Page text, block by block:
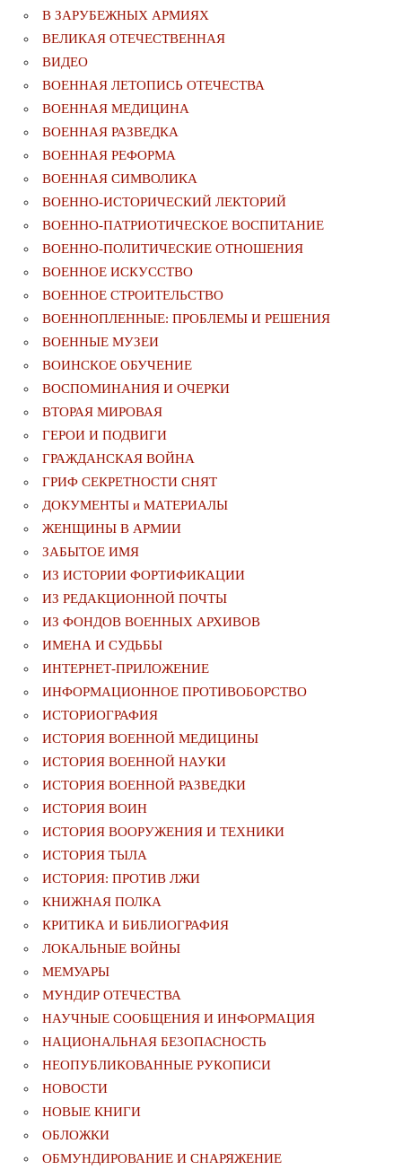
В ЗАРУБЕЖНЫХ АРМИЯХ
ВЕЛИКАЯ ОТЕЧЕСТВЕННАЯ
ВИДЕО
ВОЕННАЯ ЛЕТОПИСЬ ОТЕЧЕСТВА
ВОЕННАЯ МЕДИЦИНА
ВОЕННАЯ РАЗВЕДКА
ВОЕННАЯ РЕФОРМА
ВОЕННАЯ СИМВОЛИКА
ВОЕННО-ИСТОРИЧЕСКИЙ ЛЕКТОРИЙ
ВОЕННО-ПАТРИОТИЧЕСКОЕ ВОСПИТАНИЕ
ВОЕННО-ПОЛИТИЧЕСКИE ОТНОШЕНИЯ
ВОЕННОЕ ИСКУССТВО
ВОЕННОЕ СТРОИТЕЛЬСТВО
ВОЕННОПЛЕННЫЕ: ПРОБЛЕМЫ И РЕШЕНИЯ
ВОЕННЫЕ МУЗЕИ
ВОИНСКОЕ ОБУЧЕНИЕ
ВОСПОМИНАНИЯ И ОЧЕРКИ
ВТОРАЯ МИРОВАЯ
ГЕРОИ И ПОДВИГИ
ГРАЖДАНСКАЯ ВОЙНА
ГРИФ СЕКРЕТНОСТИ СНЯТ
ДОКУМЕНТЫ и МАТЕРИАЛЫ
ЖЕНЩИНЫ В АРМИИ
ЗАБЫТОЕ ИМЯ
ИЗ ИСТОРИИ ФОРТИФИКАЦИИ
ИЗ РЕДАКЦИОННОЙ ПОЧТЫ
ИЗ ФОНДОВ ВОЕННЫХ АРХИВОВ
ИМЕНА И СУДЬБЫ
ИНТЕРНЕТ-ПРИЛОЖЕНИЕ
ИНФОРМАЦИОННОЕ ПРОТИВОБОРСТВО
ИСТОРИОГРАФИЯ
ИСТОРИЯ ВОЕННОЙ МЕДИЦИНЫ
ИСТОРИЯ ВОЕННОЙ НАУКИ
ИСТОРИЯ ВОЕННОЙ РАЗВЕДКИ
ИСТОРИЯ ВОИН
ИСТОРИЯ ВООРУЖЕНИЯ И ТЕХНИКИ
ИСТОРИЯ ТЫЛА
ИСТОРИЯ: ПРОТИВ ЛЖИ
КНИЖНАЯ ПОЛКА
КРИТИКА И БИБЛИОГРАФИЯ
ЛОКАЛЬНЫЕ ВОЙНЫ
МЕМУАРЫ
МУНДИР ОТЕЧЕСТВА
НАУЧНЫЕ СООБЩЕНИЯ И ИНФОРМАЦИЯ
НАЦИОНАЛЬНАЯ БЕЗОПАСНОСТЬ
НЕОПУБЛИКОВАННЫЕ РУКОПИСИ
НОВОСТИ
НОВЫЕ КНИГИ
ОБЛОЖКИ
ОБМУНДИРОВАНИЕ И СНАРЯЖЕНИЕ